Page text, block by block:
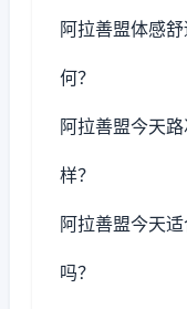
阿拉善盟体感
何？
阿拉善盟今天
样？
阿拉善盟今天
吗？